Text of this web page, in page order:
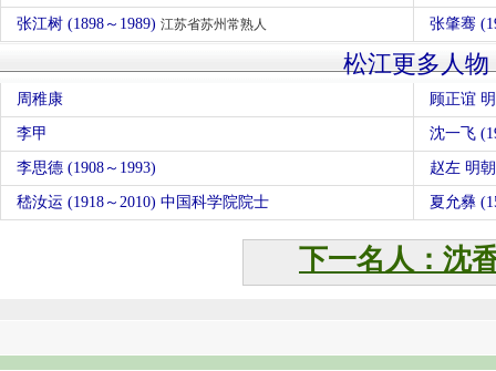
张江树 (1898～1989) 江苏省苏州常熟人 张肇骞
松江更多人物
周稚康 顾正谊
李甲 沈一飞
李思德 (1908～1993) 赵左 明
嵇汝运 (1918～2010) 中国科学院院士 夏允彝
下一名人：沈